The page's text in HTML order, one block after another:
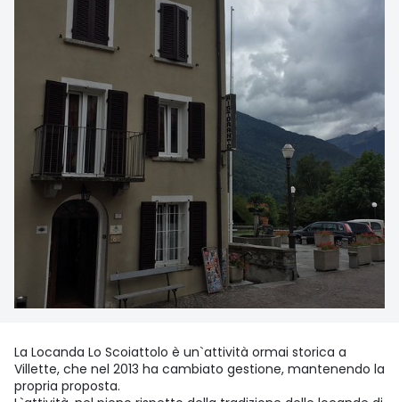
La Locanda Lo Scoiattolo è un`attività ormai storica a
Villette, che nel 2013 ha cambiato gestione, mantenendo la
propria proposta.